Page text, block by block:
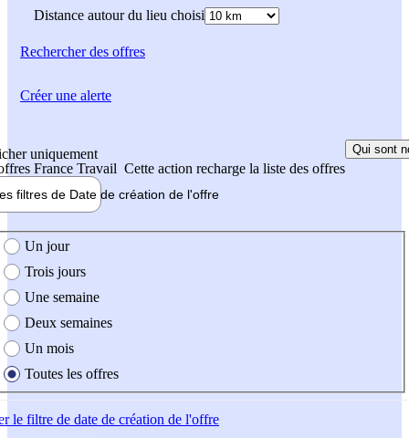
Distance autour du lieu choisi
Rechercherdes offres
uniquement
France Travail Cette action recharge la liste des offres
Qui sont
filtres de Date de création de l'offre
création de l'offre
Un jour
Trois jours
Une semaine
Deux semaines
Un mois
Toutes les offres
le filtre de date de création de l'offre
Créer une alerte